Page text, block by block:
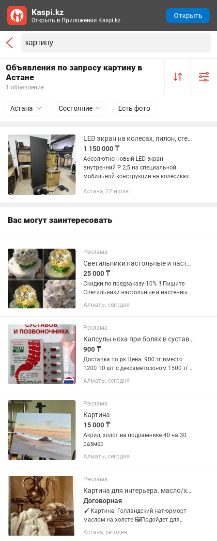
Объявления по запросу картину в
Астане
1 объявление
Астана Состояние Есть фото
LED экран на колесах, пилон, стела, рекламный щит
1 150 000 ₸
Абсолютно новый LED экран
внутренний P 2,5 на специальной
мобильной конструкции на колёсиках
установлен сзади Запускается
Астана, 22 июля
Вас могут заинтересовать
Реклама
Светильники настольные и настенные ароматизированные
25 000 ₸
Скидки по предзаказу 10% !! Пишите
Светильники настольные и настенные ,
аромасветильники - ночники ,
Аромасветильники- аромадиффузоры
настроение своим близким ? А если...
Алматы, сегодня
Реклама
Капсулы ноха при болях в суставах
900 ₸
Доставка по рк Цена: 900 тг вместо
1200 10 шт с дексаметозоном 1500 тг
вместо 1900 тг 10 ноха + 20
дексаметазона «Noxa 20» cпособствует
симптомов воспаления при любом...
Алматы, сегодня
Реклама
Картина
15 000 ₸
Акрил, холст на подрамнике 40 на 30
размер
Алматы, сегодня
Реклама
Картина для интерьера. масло/холст на подрамнике
Договорная
🖌️ Картина. Голландский натюрморт
маслом на холсте 🖼️Подойдет для
интерьера или подарка 🎨 Размер 5040
см 📍 Возможна доставка в пределах
Астана, сегодня
Kaspi.kz
Открыть в Приложении Kaspi.kz
Открыть